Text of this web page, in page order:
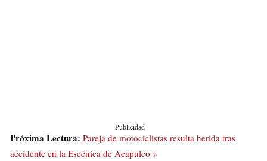
Publicidad
Próxima Lectura: Pareja de motociclistas resulta herida tras
accidente en la Escénica de Acapulco »